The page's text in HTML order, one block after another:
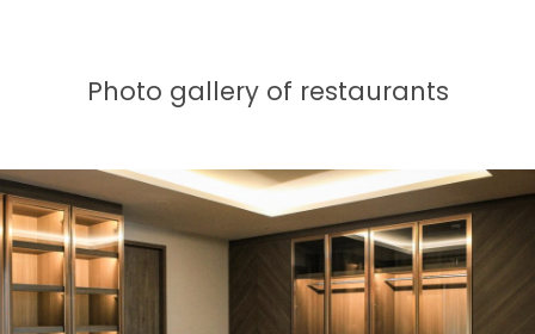
Photo gallery of restaurants